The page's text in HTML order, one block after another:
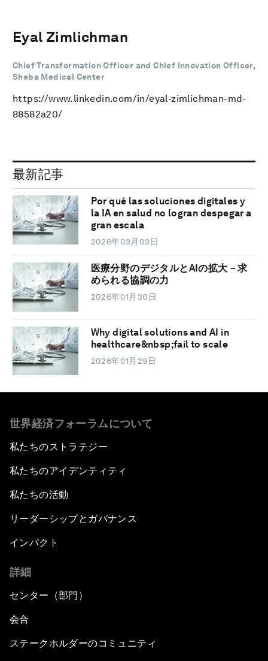
Eyal Zimlichman
Chief Transformation Officer and Chief Innovation Officer,
Sheba Medical Center
https://www.linkedin.com/in/eyal-zimlichman-md-
88582a20/
最新記事
Por qué las soluciones digitales y
la IA en salud no logran despegar a
gran escala
2026年03月03日
医療分野のデジタルとAIの拡大－求
められる協調の力
2026年01月30日
Why digital solutions and AI in
healthcare&nbsp;fail to scale
2026年01月29日
世界経済フォーラムについて
私たちのストラテジー
私たちのアイデンティティ
私たちの活動
リーダーシップとガバナンス
インパクト
詳細
センター（部門）
会合
ステークホルダーのコミュニティ